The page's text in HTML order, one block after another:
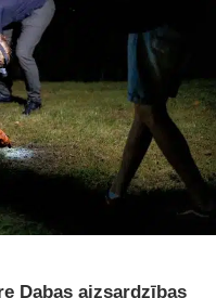
Dabas aizsardzības